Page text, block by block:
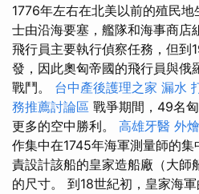
1776年左右在北美以前的殖民
士由沿海要塞，艦隊和海事商店
飛行員主要執行偵察任務，但到
發，因此奧匈帝國的飛行員與俄
戰鬥。 台中產後護理之家 漏水
務推薦討論區 戰爭期間，49名
更多的空中勝利。 高雄牙醫 外
作集中在1745年海軍測量師的
責設計該船的皇家造船廠（大師
的尺寸。 到18世紀初，皇家海